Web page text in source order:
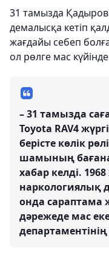
31 тамызда
демалысқа кетіп
жағдайы себеп
ол рөлге мас
– 31 тамызда
Toyota RAV4
берісте көлік
шамының
хабар келді.
наркологиялық
онда сараптама
дәрежеде мас